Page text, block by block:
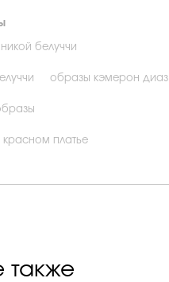
белуччи
образы кэмерон диаз
красном платье
также